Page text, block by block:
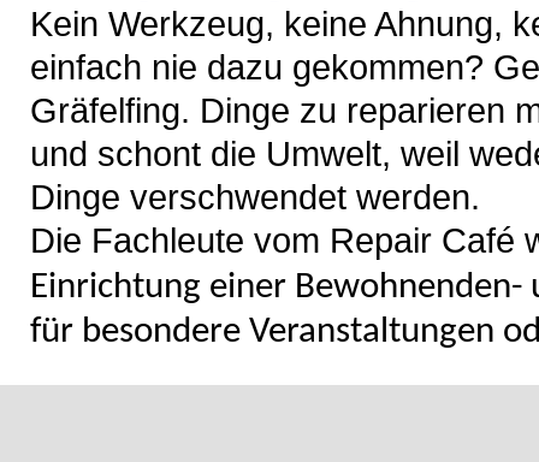
Kein Werkzeug, keine Ahnung,
einfach nie dazu gekommen?
Gräfelfing. Dinge zu reparieren
und schont die Umwelt, weil
Dinge verschwendet werden.
Die Fachleute vom Repair Café
Einrichtung einer
für besondere Veranstaltungen